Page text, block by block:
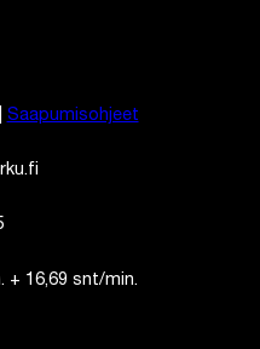
Saapumisohjeet
+ 16,69 snt/min.